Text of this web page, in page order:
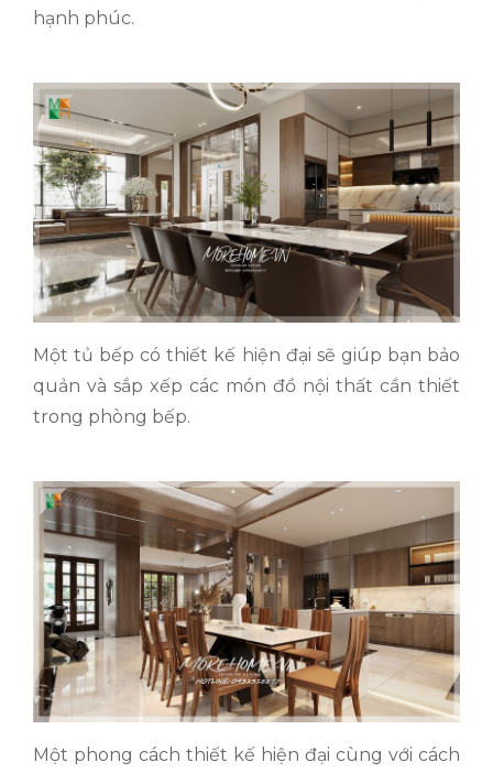
hạnh phúc.
Một tủ bếp có thiết kế hiện đại sẽ giúp bạn bảo
quản và sắp xếp các món đồ nội thất cần thiết
trong phòng bếp.
Một phong cách thiết kế hiện đại cùng với cách